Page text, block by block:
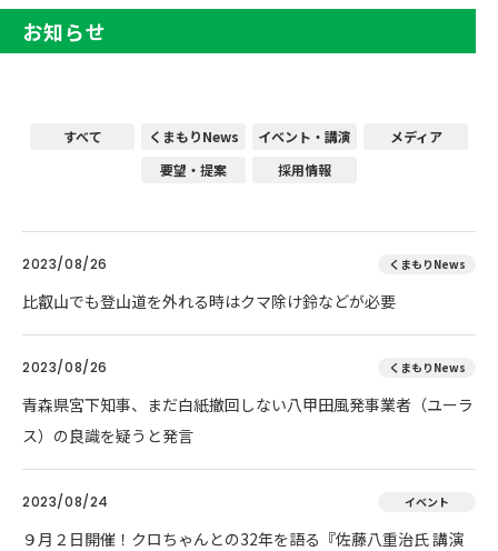
お知らせ
すべて くまもりNews イベント・講演
メディア
要望・提案
採用情報
2023/08/26 くまもりNews
比叡山でも登山道を外れる時はクマ除け鈴などが必要
2023/08/26 くまもりNews
青森県宮下知事、まだ白紙撤回しない八甲田風発事業者（ユーラ
ス）の良識を疑うと発言
2023/08/24 イベント
９月２日開催！クロちゃんとの32年を語る『佐藤八重治氏 講演